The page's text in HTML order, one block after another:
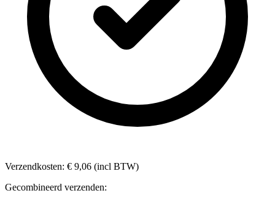
Verzendkosten: € 9,06 (incl BTW)
Gecombineerd verzenden: